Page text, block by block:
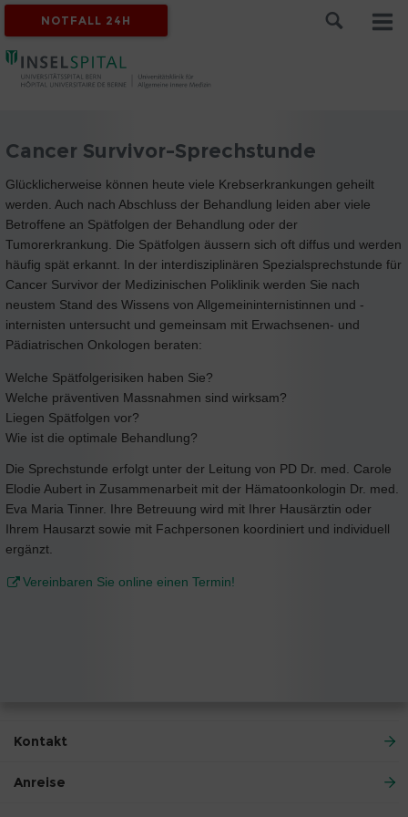
NOTFALL 24H
Cancer Survivor-Sprechstunde
Glücklicherweise können heute viele Krebserkrankungen geheilt
werden. Auch nach Abschluss der Behandlung leiden aber viele
Betroffene an Spätfolgen der Behandlung oder der
Tumorerkrankung. Die Spätfolgen äussern sich oft diffus und werden
häufig spät erkannt. In der interdisziplinären Spezialsprechstunde für
Cancer Survivor der Medizinischen Poliklinik werden Sie nach
neustem Stand des Wissens von Allgemeininternistinnen und -
internisten untersucht und gemeinsam mit Erwachsenen- und
Pädiatrischen Onkologen beraten:
Welche Spätfolgerisiken haben Sie?
Welche präventiven Massnahmen sind wirksam?
Liegen Spätfolgen vor?
Wie ist die optimale Behandlung?
Die Sprechstunde erfolgt unter der Leitung von PD Dr. med. Carole
Elodie Aubert in Zusammenarbeit mit der Hämatoonkologin Dr. med.
Eva Maria Tinner. Ihre Betreuung wird mit Ihrer Hausärztin oder
Ihrem Hausarzt sowie mit Fachpersonen koordiniert und individuell
ergänzt.
Vereinbaren Sie online einen Termin!
Kontakt
Anreise